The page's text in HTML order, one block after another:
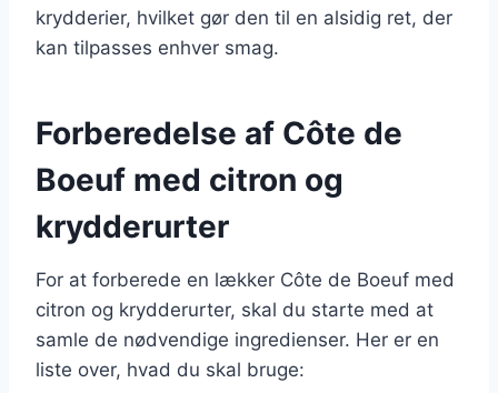
krydderier, hvilket gør den til en alsidig ret, der
kan tilpasses enhver smag.
Forberedelse af Côte de
Boeuf med citron og
krydderurter
For at forberede en lækker Côte de Boeuf med
citron og krydderurter, skal du starte med at
samle de nødvendige ingredienser. Her er en
liste over, hvad du skal bruge: